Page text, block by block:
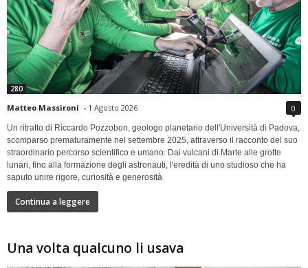
280
Matteo Massironi - 1 Agosto 2026 0
Un ritratto di Riccardo Pozzobon, geologo planetario dell'Università di Padova,
scomparso prematuramente nel settembre 2025, attraverso il racconto del suo
straordinario percorso scientifico e umano. Dai vulcani di Marte alle grotte
lunari, fino alla formazione degli astronauti, l'eredità di uno studioso che ha
saputo unire rigore, curiosità e generosità
Continua a leggere
Una volta qualcuno li usava